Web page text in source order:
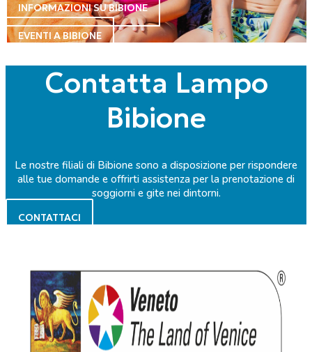
INFORMAZIONI SU BIBIONE
EVENTI A BIBIONE
Contatta Lampo
Bibione
Le nostre filiali di Bibione sono a disposizione per rispondere
alle tue domande e offrirti assistenza per la prenotazione di
soggiorni e gite nei dintorni.
CONTATTACI